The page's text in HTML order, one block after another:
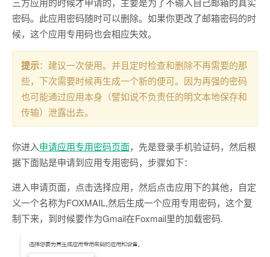
密码。此应用密码随时可以删除。如果你更改了邮箱密码的时
候，这个应用专用码也会相应失效。
提示：建议一次使用。并且定时检查和删除不再需要的那
些，下次需要时候再生成一个新的便可。因为再强的密码
也可能通过应用本身（譬如说不负责任的明文本地保存和
传输）泄露出去。
你进入申请应用专用密码页面，先是登录手机验证码，然后根
据下面贴是申请到应用专用密码，步骤如下：
进入申请页面，点击选择应用，然后点击应用下的其他，自定
义一个名称为FOXMAIL,然后生成一个应用专用密码，这个复
制下来，到时候要作为Gmail在Foxmail里的加载密码.